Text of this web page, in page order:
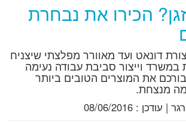
הכירו את נבחרת
דונאט ועד מאוורר מפלצתי שיצניח
וייצור סביבת עבודה נעימה
את המוצרים הטובים ביותר
מנצחת.
| עודכן : 08/06/2016